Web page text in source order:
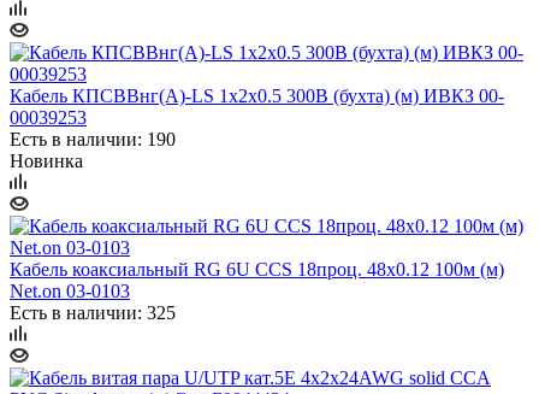
Кабель КПСВВнг(А)-LS 1х2х0.5 300В (бухта) (м) ИВКЗ 00-
00039253
Есть в наличии: 190
Новинка
Кабель коаксиальный RG 6U CCS 18проц. 48х0.12 100м (м)
Net.on 03-0103
Есть в наличии: 325